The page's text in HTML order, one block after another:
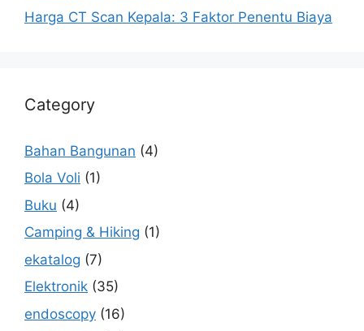
Harga CT Scan Kepala: 3 Faktor Penentu Biaya
Category
Bahan Bangunan (4)
Bola Voli (1)
Buku (4)
Camping & Hiking (1)
ekatalog (7)
Elektronik (35)
endoscopy (16)